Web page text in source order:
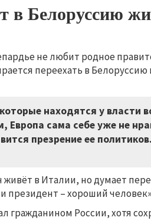
в Белоруссию
не любит родное
переехать в
находятся у
Европа сама себе уже не
презрение ее
живёт в Италии, но думает
президент – хороший
гражданином России, хотя